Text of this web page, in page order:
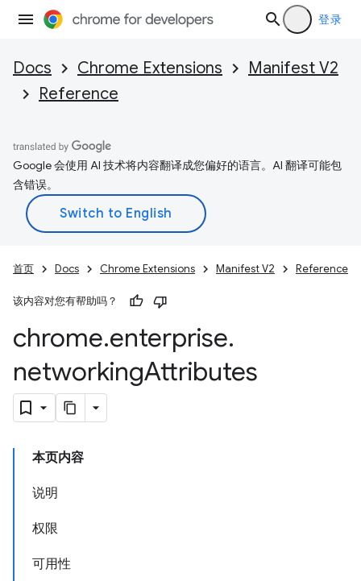
登录
Docs Chrome Extensions
Manifest V2
Reference
Google 会使用 AI 技术将内容翻译成您偏好的语言。AI 翻译可能包
含错误。
首页 Docs Chrome Extensions Manifest V2 Reference
该内容对您有帮助吗？
chrome.enterprise.
networkingAttributes
本页内容
说明
权限
可用性